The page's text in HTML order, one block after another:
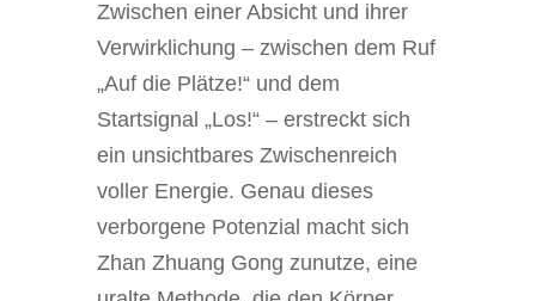
Zwischen einer Absicht und ihrer
Verwirklichung – zwischen dem Ruf
„Auf die Plätze!“ und dem
Startsignal „Los!“ – erstreckt sich
ein unsichtbares Zwischenreich
voller Energie. Genau dieses
verborgene Potenzial macht sich
Zhan Zhuang Gong zunutze, eine